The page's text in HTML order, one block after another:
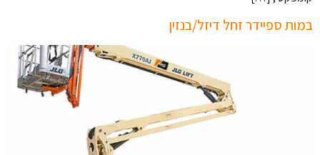
במות ספיידר זחל דיזל/בנזין